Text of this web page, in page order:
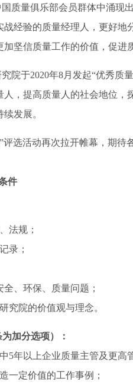
质量俱乐部会员群体中涌现
经验的质量经理人，更好
坚信质量工作的价值，促进
院于2020年8月发起“优秀质
，提高质量人的社会地位
发展。
评选活动再次拉开帷幕，期
件
法规；
录；
、环保、质量问题；
究院的价值观与理念。
加分选项）：
5年以上企业质量主管及更高
一定价值的工作事例；